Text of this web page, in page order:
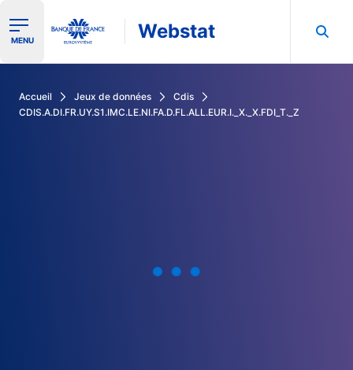
Ouvrir le menu de navigation
MENU Webstat
Accueil Jeux de données
Cdis
CDIS.A.DI.FR.UY.S1.IMC.LE.NI.FA.D.FL.ALL.EUR.I._X._X.FDI_T._Z